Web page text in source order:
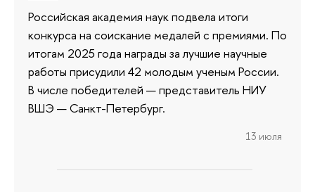
Российская академия наук подвела итоги
конкурса на соискание медалей с премиями. По
итогам 2025 года награды за лучшие научные
работы присудили 42 молодым ученым России.
В числе победителей — представитель НИУ
ВШЭ — Санкт-Петербург.
13 июля